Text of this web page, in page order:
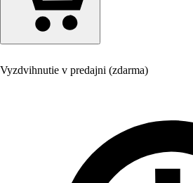
Vyzdvihnutie v predajni (zdarma)